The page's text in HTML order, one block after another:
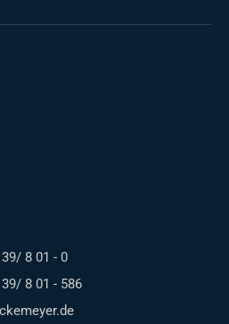
8 01 - 0
8 01 - 586